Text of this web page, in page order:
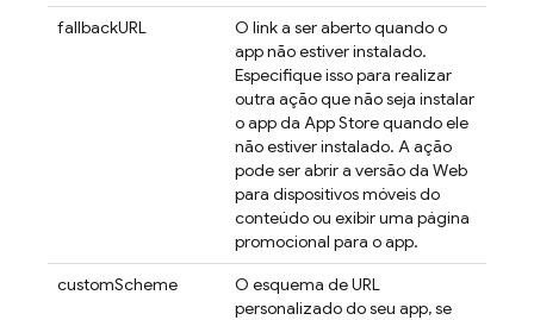
fallbackURL
O link a ser aberto quando o
app não estiver instalado.
Especifique isso para realizar
outra ação que não seja instalar
o app da App Store quando ele
não estiver instalado. A ação
pode ser abrir a versão da Web
para dispositivos móveis do
conteúdo ou exibir uma página
promocional para o app.
customScheme
O esquema de URL
personalizado do seu app, se